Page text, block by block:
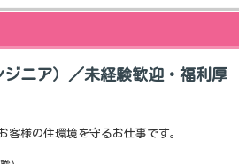
ニア）／未経験歓迎・福利厚
様の住環境を守るお仕事です。